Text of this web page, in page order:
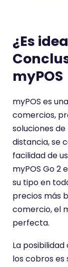
¿Es
myPOS
myPOS es
comercios,
soluciones
distancia, se
facilidad de
myPOS Go 2
su tipo en
precios más
comercio, el
perfecta.
La
los cobros